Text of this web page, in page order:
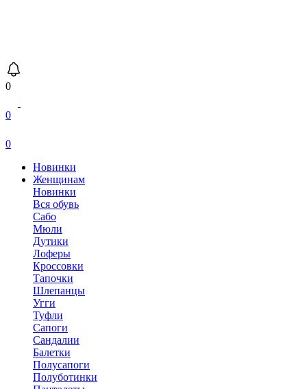
0
0
0
Новинки
Женщинам
Новинки
Вся обувь
Сабо
Мюли
Дутики
Лоферы
Кроссовки
Тапочки
Шлепанцы
Угги
Туфли
Сапоги
Сандалии
Балетки
Полусапоги
Полуботинки